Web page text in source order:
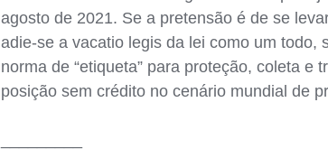
agosto de 2021. Se a pretensão é de se
adie-se a vacatio legis da lei como um todo,
norma de “etiqueta” para proteção, coleta
posição sem crédito no cenário mundial de